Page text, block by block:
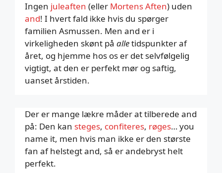
Ingen juleaften (eller Mortens Aften) uden
and! I hvert fald ikke hvis du spørger
familien Asmussen. Men and er i
virkeligheden skønt på alletidspunkter af
året, og hjemme hos os er det selvfølgelig
vigtigt, at den er perfekt mør og saftig,
uanset årstiden.
Der er mange lækre måder at tilberede and
på: Den kan steges, confiteres, røges… you
name it, men hvis man ikke er den største
fan af helstegt and, så er andebryst helt
perfekt.